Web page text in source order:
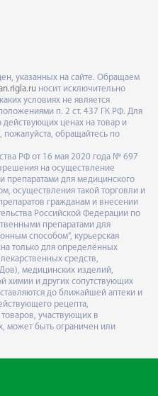
указанных на сайте. Обращаем
носит исключительно
условиях не является
п. 2 ст. 437 ГК РФ. Для
ценах на товар и
пожалуйста, обращайтесь по
РФ от 16 мая 2020 года № 697
на осуществление
препаратами для медицинского
осуществления такой торговли и
гражданам и внесении
Российской Федерации по
препаратами для
способом", курьерская
только для определённых
средств,
медицинских изделий,
химии и других сопутствующих
до ближайшей аптеки и
рецепта,
участвующих в
может быть ограничен или